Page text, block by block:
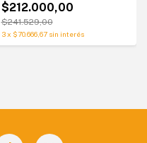
$212.000,00
$241.529,00
3 x $70.666,67 sin interés